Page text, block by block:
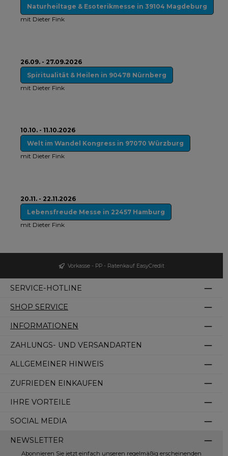
Naturheiltage & Esoterikmesse in 39104 Magdeburg
mit Dieter Fink
26.09. - 27.09.2026
Spiritualität & Heilen in 90478 Nürnberg
mit Dieter Fink
10.10. - 11.10.2026
Welt im Wandel Kongress in 97070 Würzburg
mit Dieter Fink
20.11. - 22.11.2026
Lebensfreude Messe in 22457 Hamburg
mit Dieter Fink
Vorkasse - PP - Ratenkauf EasyCredit
SERVICE-HOTLINE
SHOP SERVICE
INFORMATIONEN
ZAHLUNGS- UND VERSANDARTEN
ALLGEMEINER HINWEIS
ZUFRIEDEN EINKAUFEN
IHRE VORTEILE
SOCIAL MEDIA
NEWSLETTER
Abonnieren Sie jetzt einfach unseren regelmäßig erscheinenden